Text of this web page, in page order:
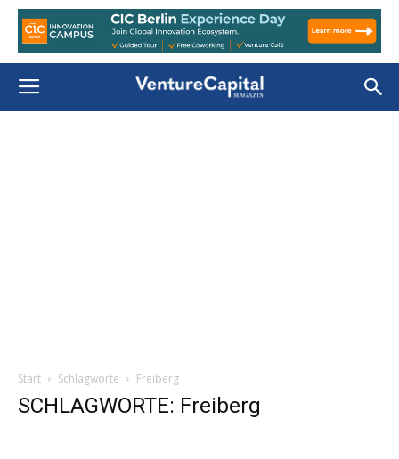
Start Schlagworte Freiberg
SCHLAGWORTE: Freiberg